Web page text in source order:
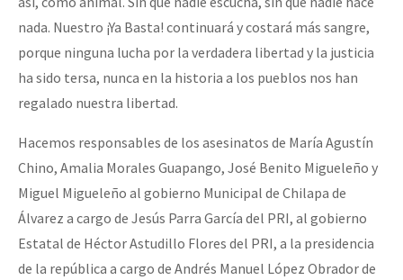
nada. Nuestro ¡Ya Basta! continuará y costará más sangre,
porque ninguna lucha por la verdadera libertad y la justicia
ha sido tersa, nunca en la historia a los pueblos nos han
regalado nuestra libertad.
Hacemos responsables de los asesinatos de María Agustín
Chino, Amalia Morales Guapango, José Benito Migueleño y
Miguel Migueleño al gobierno Municipal de Chilapa de
Álvarez a cargo de Jesús Parra García del PRI, al gobierno
Estatal de Héctor Astudillo Flores del PRI, a la presidencia
de la república a cargo de Andrés Manuel López Obrador de